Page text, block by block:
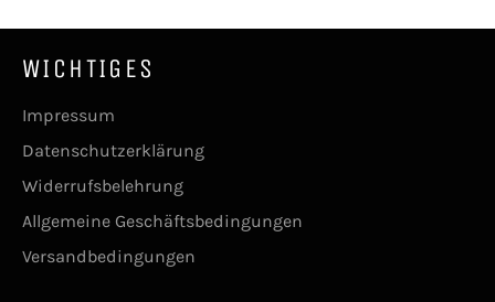
WICHTIGES
Impressum
Datenschutzerklärung
Widerrufsbelehrung
Allgemeine Geschäftsbedingungen
Versandbedingungen